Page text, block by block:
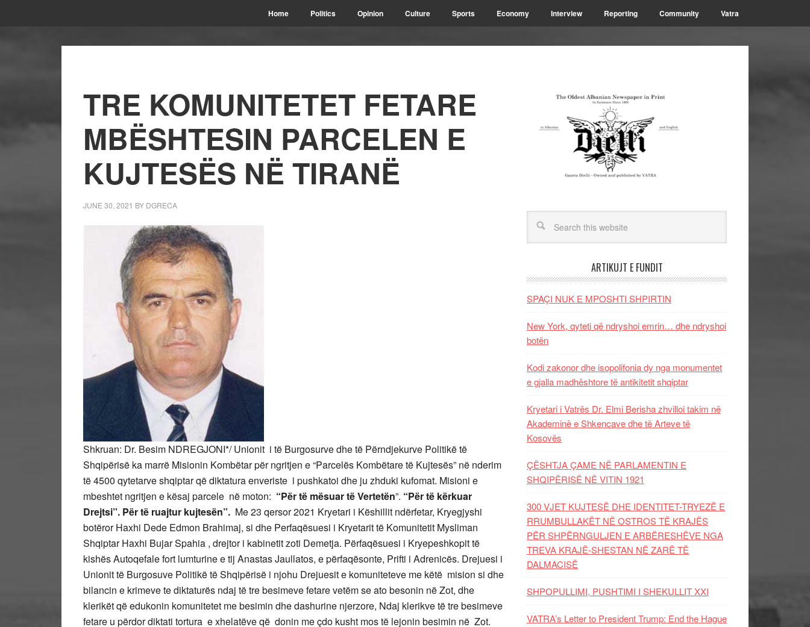
Home Politics Opinion Culture Sports Economy Interview Reporting Community Vatra
TRE KOMUNITETET FETARE
MBËSHTESIN PARCELEN E
KUJTESËS NË TIRANË
JUNE 30, 2021 BY DGRECA
Shkruan: Dr. Besim NDREGJONI*/ Unionit i të Burgosurve dhe të Përndjekurve Politikë të
Shqipërisë ka marrë Misionin Kombëtar për ngritjen e “Parcelës Kombëtare të Kujtesës” në nderim
të 4500 qytetarve shqiptar që diktatura enveriste i pushkatoi dhe ju zhduki kufomat. Misioni e
mbeshtet ngritjen e kësaj parcele në moton: “Për të mësuar të Vertetën”. “Për të kërkuar
Drejtsi”. Për të ruajtur kujtesën”. Me 23 qersor 2021 Kryetari i Këshillit ndërfetar, Kryegjyshi
botëror Haxhi Dede Edmon Brahimaj, si dhe Perfaqësuesi i Kryetarit të Komunitetit Mysliman
Shqiptar Haxhi Bujar Spahia , drejtor i kabinetit zoti Demetja. Përfaqësuesi i Kryepeshkopit të
kishës Autoqefale fort lumturine e tij Anastas Jaullatos, e përfaqësonte, Prifti i Adrenicës. Drejuesi i
Unionit të Burgosuve Politikë të Shqipërisë i njohu Drejuesit e komuniteteve me këtë mision si dhe
bilancin e krimeve te diktaturës ndaj të tre besimeve fetare vetëm se ato besonin në Zot, dhe
klerikët që edukonin komunitetet me besimin dhe dashurine njerzore, Ndaj klerikve të tre besimeve
fetare u përdor diktati tortura e xhelatëve që donin me çdo kusht mos të lejonin besimin në Zot.
ARTIKUJT E FUNDIT
SPAÇI NUK E MPOSHTI SHPIRTIN
New York, qyteti që ndryshoi emrin… dhe ndryshoi
botën
Kodi zakonor dhe isopolifonia dy nga monumentet
e gjalla madhështore të antikitetit shqiptar
Kryetari i Vatrës Dr. Elmi Berisha zhvilloi takim në
Akademinë e Shkencave dhe të Arteve të
Kosovës
ÇËSHTJA ÇAME NË PARLAMENTIN E
SHQIPËRISË NË VITIN 1921
300 VJET KUJTESË DHE IDENTITET-TRYEZË E
RRUMBULLAKËT NË OSTROS TË KRAJËS
PËR SHPËRNGULJEN E ARBËRESHËVE NGA
TREVA KRAJË-SHESTAN NË ZARË TË
DALMACISË
SHPOPULLIMI, PUSHTIMI I SHEKULLIT XXI
VATRA’s Letter to President Trump: End the Hague